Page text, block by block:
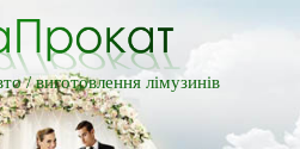
/виготовлення лімузинів